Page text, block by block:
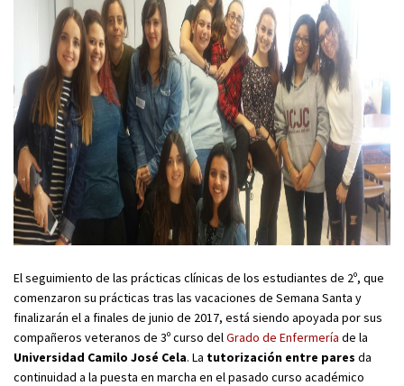
El seguimiento de las prácticas clínicas de los estudiantes de 2º, que
comenzaron su prácticas tras las vacaciones de Semana Santa y
finalizarán el a finales de junio de 2017, está siendo apoyada por sus
compañeros veteranos de 3º curso delGrado de Enfermería de la
Universidad Camilo José Cela. La tutorización entre pares da
continuidad a la puesta en marcha en el pasado curso académico